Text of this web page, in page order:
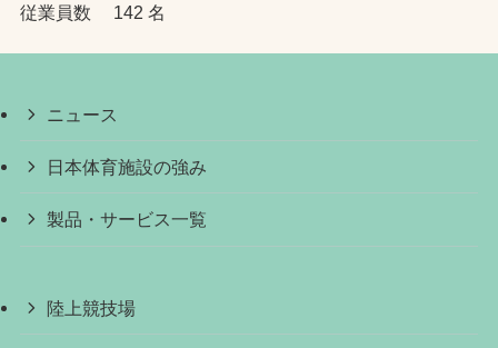
従業員数 142 名
ニュース
日本体育施設の強み
製品・サービス一覧
陸上競技場